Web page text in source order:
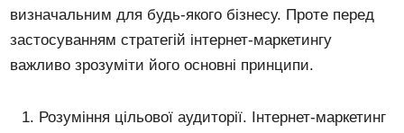
визначальним для будь-якого бізнесу. Проте перед
застосуванням стратегій інтернет-маркетингу
важливо зрозуміти його основні принципи.
Розуміння цільової аудиторії. Інтернет-маркетинг